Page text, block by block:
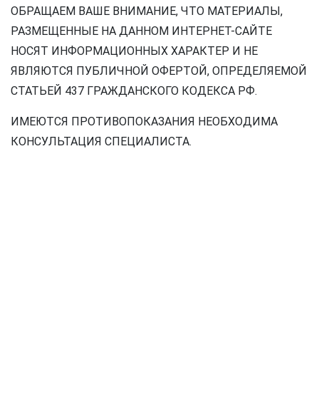
ОБРАЩАЕМ ВАШЕ ВНИМАНИЕ, ЧТО МАТЕРИАЛЫ,
РАЗМЕЩЕННЫЕ НА ДАННОМ ИНТЕРНЕТ-САЙТЕ
НОСЯТ ИНФОРМАЦИОННЫХ ХАРАКТЕР И НЕ
ЯВЛЯЮТСЯ ПУБЛИЧНОЙ ОФЕРТОЙ, ОПРЕДЕЛЯЕМОЙ
СТАТЬЕЙ 437 ГРАЖДАНСКОГО КОДЕКСА РФ.
ИМЕЮТСЯ ПРОТИВОПОКАЗАНИЯ НЕОБХОДИМА
КОНСУЛЬТАЦИЯ СПЕЦИАЛИСТА.